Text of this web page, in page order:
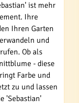
ist mehr
Ihre
Ihren Garten
und
Ob als
- diese
Farbe und
zu und lassen
'Sebastian'